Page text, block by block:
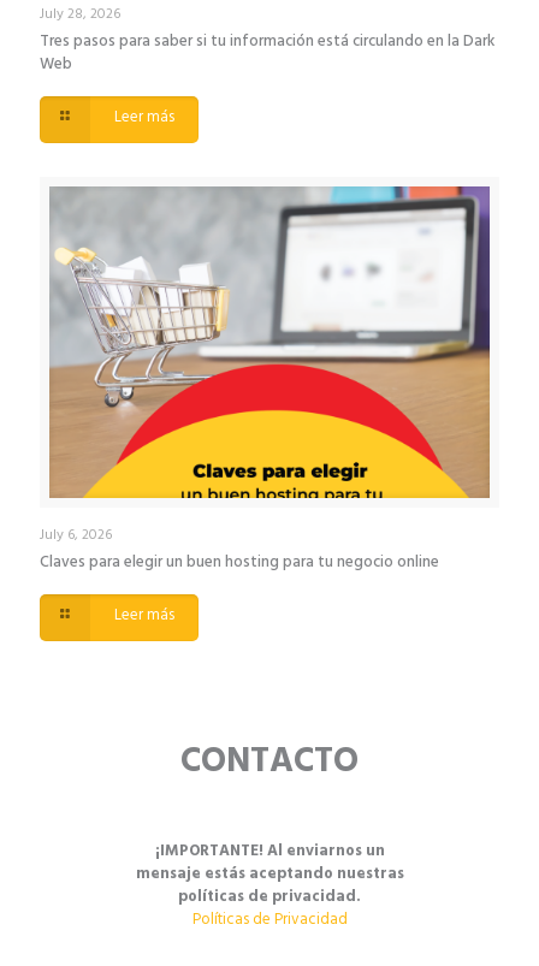
July 28, 2026
Tres pasos para saber si tu información está circulando en la Dark
Web
Leer más
July 6, 2026
Claves para elegir un buen hosting para tu negocio online
Leer más
CONTACTO
¡IMPORTANTE! Al enviarnos un
mensaje estás aceptando nuestras
políticas de privacidad.
Políticas de Privacidad